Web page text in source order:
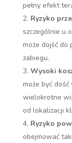
pełny efekt
Ryzyko
szczególnie u
może dojść
zabiegu.
Wysoki
może być
wielokrotne
od lokalizacji
Ryzyko
obejmować